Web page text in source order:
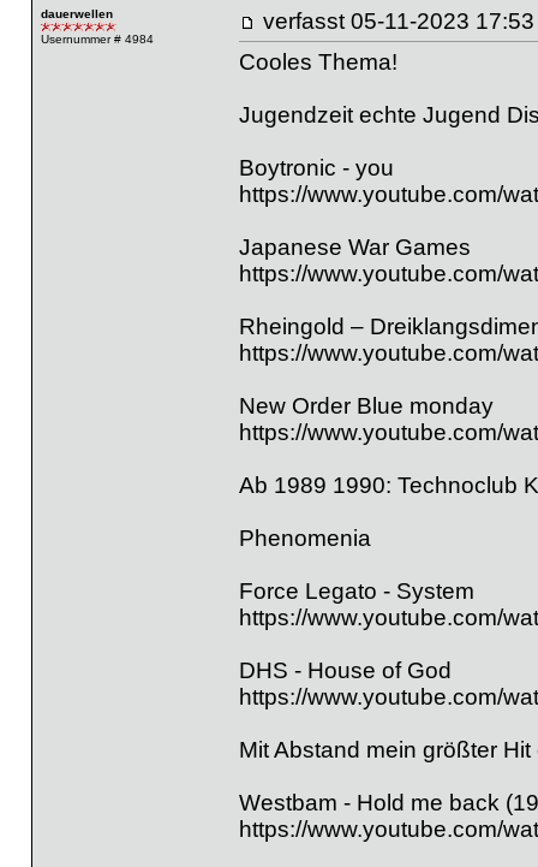
dauerwellen
Usernummer # 4984
verfasst 05-11-2023
Cooles Thema!
Jugendzeit echte Jugend
Boytronic - you
https://www.youtube.com/
Japanese War Games
https://www.youtube.com/
Rheingold –
https://www.youtube.com/
New Order Blue monday
https://www.youtube.com/
Ab 1989 1990: Technoclub
Phenomenia
Force Legato - System
https://www.youtube.com/
DHS - House of God
https://www.youtube.com/
Mit Abstand mein größter Hit
Westbam - Hold me back
https://www.youtube.com/